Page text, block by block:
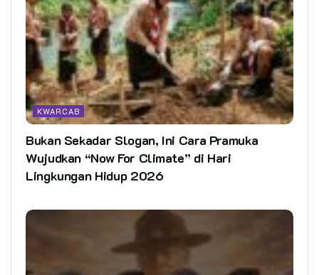
KWARCAB
Bukan Sekadar Slogan, Ini Cara Pramuka
Wujudkan “Now For Climate” di Hari
Lingkungan Hidup 2026